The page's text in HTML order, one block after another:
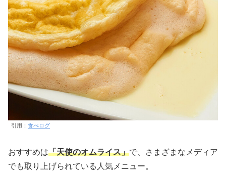
引用： 食べログ
おすすめは「天使のオムライス」で、さまざまなメディア
でも取り上げられている人気メニュー。